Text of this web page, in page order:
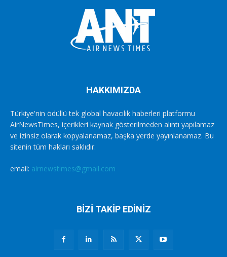
HAKKIMIZDA
Türkiye'nin ödüllü tek global havacılık haberleri platformu
AirNewsTimes, içerikleri kaynak gösterilmeden alıntı yapılamaz
ve izinsiz olarak kopyalanamaz, başka yerde yayınlanamaz. Bu
sitenin tüm hakları saklıdır.
email: airnewstimes@gmail.com
BİZİ TAKİP EDİNİZ